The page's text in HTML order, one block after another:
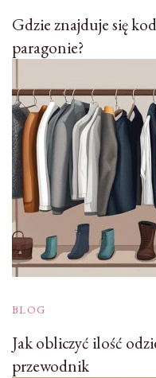
Gdzie znajduje się
paragonie?
BLOG
Jak obliczyć ilość
przewodnik